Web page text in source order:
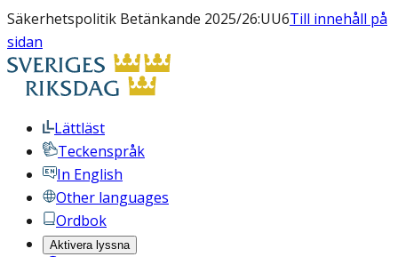
Säkerhetspolitik Betänkande 2025/26:UU6Till innehåll på
sidan
Lättläst
Teckenspråk
In English
Other languages
Ordbok
Aktivera lyssna